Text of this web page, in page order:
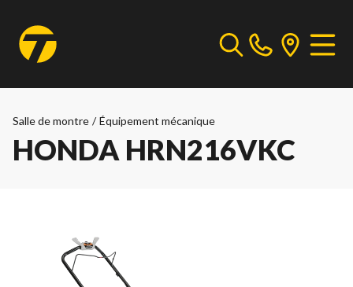
Salle de montre / Équipement mécanique
HONDA HRN216VKC